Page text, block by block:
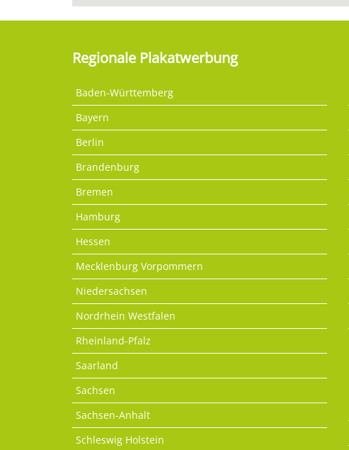
Regionale Plakatwerbung
Baden-Württemberg
Bayern
Berlin
Brandenburg
Bremen
Hamburg
Hessen
Mecklenburg Vorpommern
Niedersachsen
Nordrhein Westfalen
Rheinland-Pfalz
Saarland
Sachsen
Sachsen-Anhalt
Schleswig Holstein